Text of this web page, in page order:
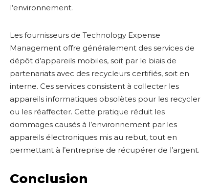
l’environnement.
Les fournisseurs de Technology Expense
Management offre généralement des services de
dépôt d’appareils mobiles, soit par le biais de
partenariats avec des recycleurs certifiés, soit en
interne. Ces services consistent à collecter les
appareils informatiques obsolètes pour les recycler
ou les réaffecter. Cette pratique réduit les
dommages causés à l’environnement par les
appareils électroniques mis au rebut, tout en
permettant à l’entreprise de récupérer de l’argent.
Conclusion